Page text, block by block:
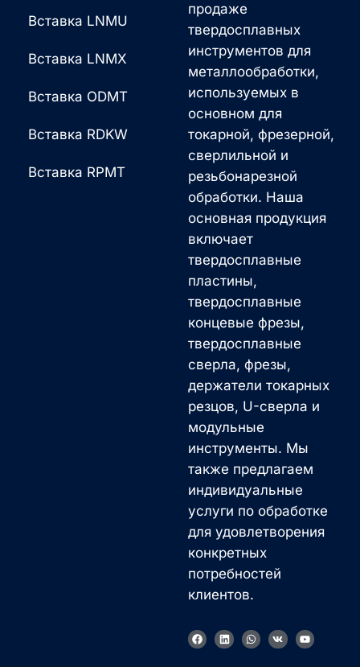
продаже
твердосплавных
инструментов для
металлообработки,
используемых в
основном для
токарной, фрезерной,
сверлильной и
резьбонарезной
обработки. Наша
основная продукция
включает
твердосплавные
пластины,
твердосплавные
концевые фрезы,
твердосплавные
сверла, фрезы,
держатели токарных
резцов, U-сверла и
модульные
инструменты. Мы
также предлагаем
индивидуальные
услуги по обработке
для удовлетворения
конкретных
потребностей
клиентов.
F
a
L
i
W
h
V
k
Y
o
Вставка LNMU
Вставка LNMX
Вставка ODMT
Вставка RDKW
Вставка RPMT